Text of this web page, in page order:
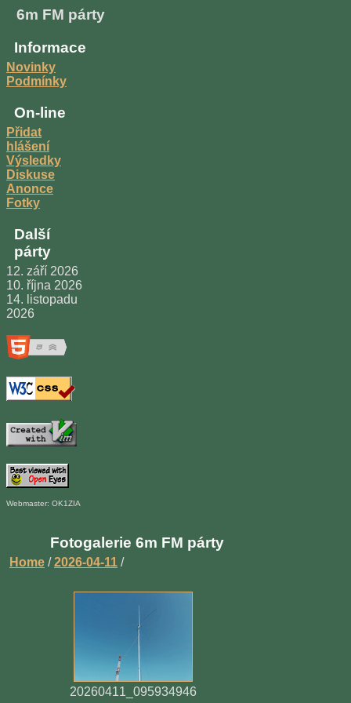
6m FM párty
Informace
Novinky
Podmínky
On-line
Přidat
hlášení
Výsledky
Diskuse
Anonce
Fotky
Další
párty
12. září 2026
10. října 2026
14. listopadu
2026
Webmaster: OK1ZIA
Fotogalerie 6m FM párty
Home /2026-04-11 /
20260411_095934946